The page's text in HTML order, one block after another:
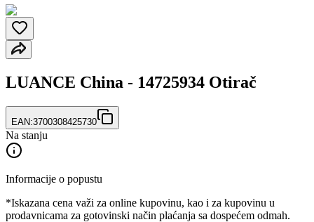
LUANCE China - 14725934 Otirač
EAN:3700308425730
Na stanju
Informacije o popustu
*Iskazana cena važi za online kupovinu, kao i za kupovinu u
prodavnicama za gotovinski način plaćanja sa dospećem odmah.